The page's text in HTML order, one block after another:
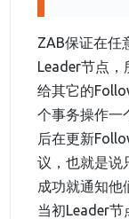
ZAB保证在任
Leader节点
给其它的
个事务操作一
后在更新
议，也就是说
成功就通知
当初Leader